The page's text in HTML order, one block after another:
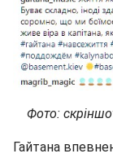
Фото:
Гайтана